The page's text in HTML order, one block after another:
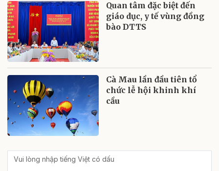
Quan tâm đặc biệt đến
giáo dục, y tế vùng đồng
bào DTTS
Cà Mau lần đầu tiên tổ
chức lễ hội khinh khí
cầu